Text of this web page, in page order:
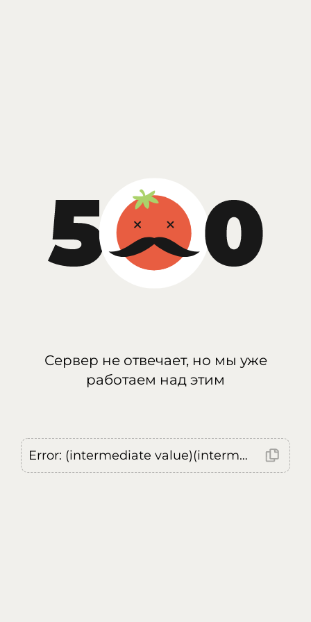
Сервер не отвечает, но мы уже
работаем над этим
Error: (intermediate value)(intermediate value)(intermediate value).replaceAll is not a function